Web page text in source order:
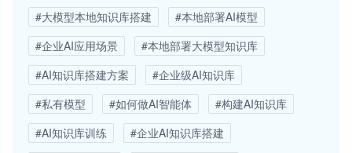
#大模型本地知识库搭建
#本地部署AI模型
#企业AI应用场景
#本地部署大模型知识库
#AI知识库搭建方案
#企业级AI知识库
#私有模型
#如何做AI智能体
#构建AI知识库
#AI知识库训练
#企业AI知识库搭建